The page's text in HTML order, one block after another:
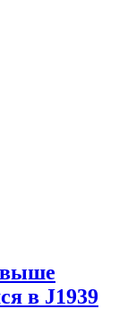
в J1939